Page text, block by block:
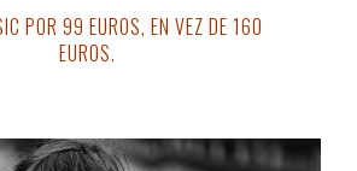
POR 99 EUROS, EN VEZ DE 160
EUROS.